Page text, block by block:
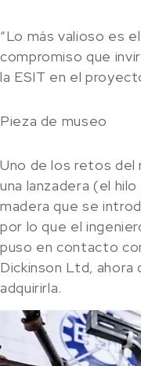
“Lo más valioso es
compromiso que
la ESIT en el
Pieza de museo
Uno de los retos
una lanzadera (el
madera que se
por lo que el
puso en contacto
Dickinson Ltd, ahora
adquirirla.